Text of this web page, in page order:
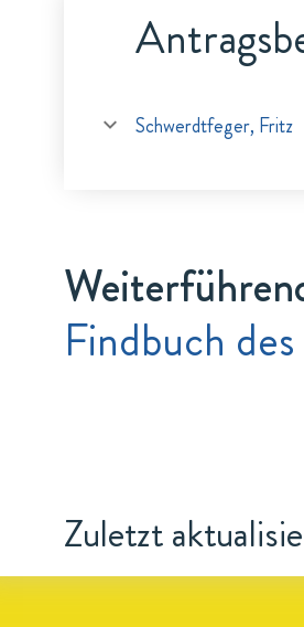
Schwerdtfeger, Fritz
Findbuch
Zuletzt